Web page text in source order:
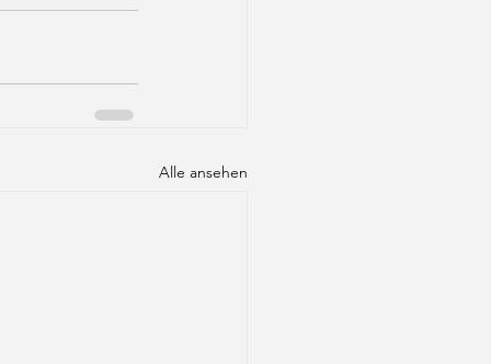
Alle ansehen